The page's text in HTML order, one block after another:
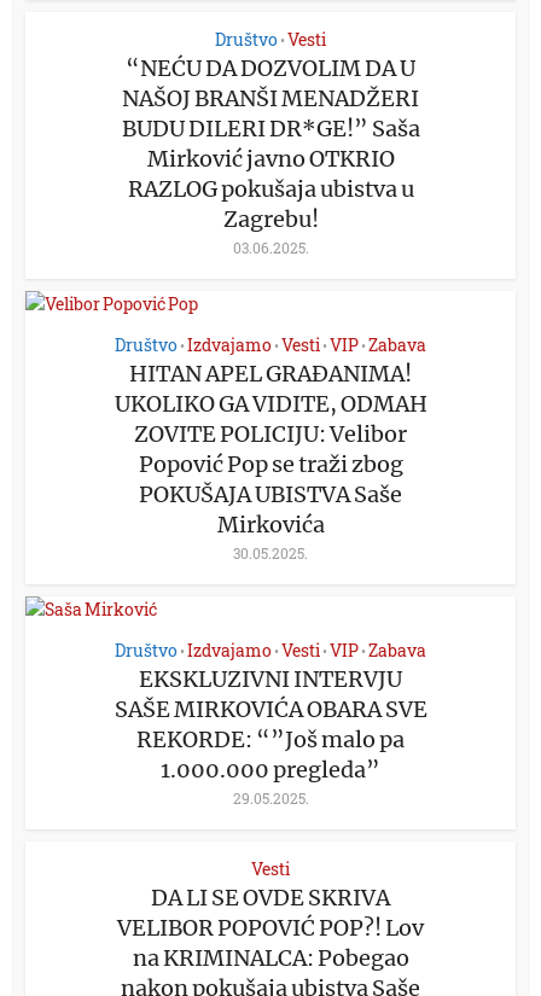
Društvo•Vesti
“NEĆU DA DOZVOLIM DA U
NAŠOJ BRANŠI MENADŽERI
BUDU DILERI DR*GE!” Saša
Mirković javno OTKRIO
RAZLOG pokušaja ubistva u
Zagrebu!
03.06.2025.
Društvo•Izdvajamo•Vesti•VIP•Zabava
HITAN APEL GRAĐANIMA!
UKOLIKO GA VIDITE, ODMAH
ZOVITE POLICIJU: Velibor
Popović Pop se traži zbog
POKUŠAJA UBISTVA Saše
Mirkovića
30.05.2025.
Društvo•Izdvajamo•Vesti•VIP•Zabava
EKSKLUZIVNI INTERVJU
SAŠE MIRKOVIĆA OBARA SVE
REKORDE: “”Još malo pa
1.000.000 pregleda”
29.05.2025.
Vesti
DA LI SE OVDE SKRIVA
VELIBOR POPOVIĆ POP?! Lov
na KRIMINALCA: Pobegao
nakon pokušaja ubistva Saše